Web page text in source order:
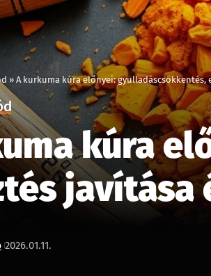
» A kurkuma kúra előnyei:
kúra
2026.01.11.